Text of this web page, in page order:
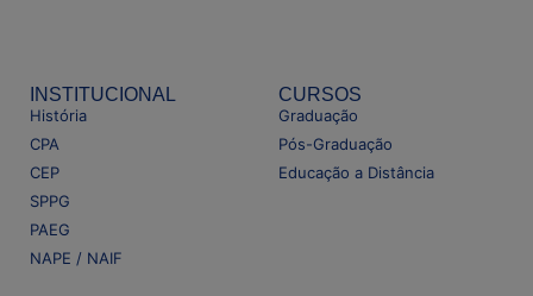
INSTITUCIONAL
História
CPA
CEP
SPPG
PAEG
NAPE / NAIF
CURSOS
Graduação
Pós-Graduação
Educação a Distância